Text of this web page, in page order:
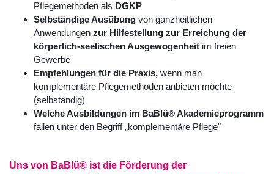
Pflegemethoden als DGKP
Selbständige Ausübung von ganzheitlichen
Anwendungen zur Hilfestellung zur Erreichung der
körperlich-seelischen Ausgewogenheit im freien
Gewerbe
Empfehlungen für die Praxis, wenn man
komplementäre Pflegemethoden anbieten möchte
(selbständig)
Welche Ausbildungen im BaBlü® Akademieprogramm
fallen unter den Begriff „komplementäre Pflege"
Uns von BaBlü® ist die Förderung der